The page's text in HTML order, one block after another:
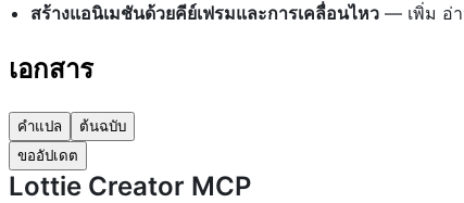
สร้างแอนิเมชันด้วยคีย์เฟรมและการเคลื่อนไหว — เพิ่ม อ่
เอกสาร
คำแปล
ต้นฉบับ
ขออัปเดต
Lottie Creator MCP